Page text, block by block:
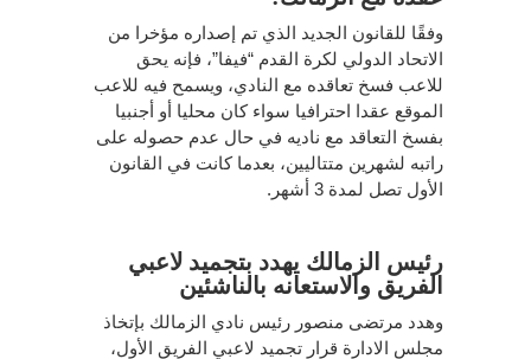
وفقًا للقانون الجديد الذي تم إصداره مؤخرا من
الاتحاد الدولي لكرة القدم “فيفا”، فإنه يحق
للاعب فسخ تعاقده مع النادي، ويسمح فيه للاعب
الموقع عقدا احترافيا سواء كان محليا أو أجنبيا
بفسخ التعاقد مع ناديه في حال عدم حصوله على
راتبه لشهرين متتاليين، بعدما كانت في القانون
الأول تصل لمدة 3 أشهر.
رئيس الزمالك يهدد بتجميد لاعبي
الفريق والاستعانه بالناشئين
وهدد مرتضى منصور رئيس نادي الزمالك بإتخاذ
مجلس الادارة قرار تجميد لاعبي الفريق الأول،